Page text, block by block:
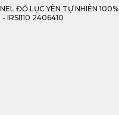
ĐỎ LỤC YÊN TỰ NHIÊN 100%
IRSI110 2406410